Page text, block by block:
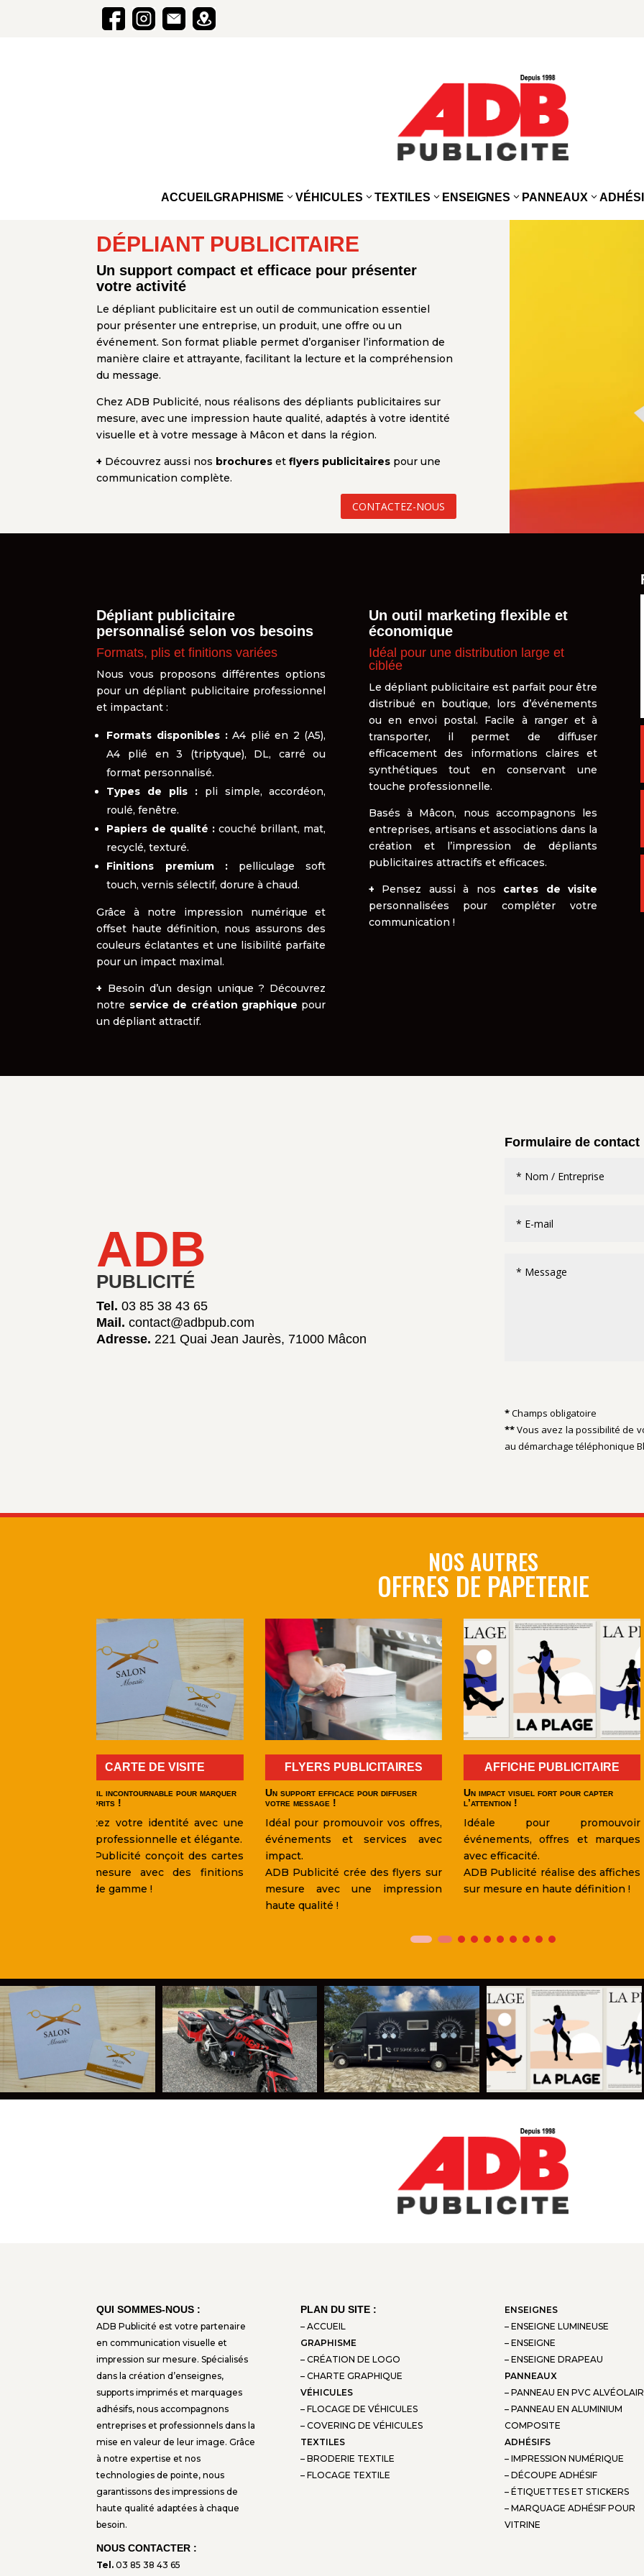
ACCUEILGRAPHISME VÉHICULES TEXTILES ENSEIGNES PANNEAUX
DÉPLIANT PUBLICITAIRE
Un support compact et efficace pour présenter
votre activité
Le dépliant publicitaire est un outil de communication essentiel
pour présenter une entreprise, un produit, une offre ou un
événement. Son format pliable permet d’organiser l’information de
manière claire et attrayante, facilitant la lecture et la compréhension
du message.
Chez ADB Publicité, nous réalisons des dépliants publicitaires sur
mesure, avec une impression haute qualité, adaptés à votre identité
visuelle et à votre message à Mâcon et dans la région.
+ Découvrez aussi nos brochures etflyers publicitaires pour une
communication complète.
CONTACTEZ-NOUS
Dépliant publicitaire
personnalisé selon vos besoins
Formats, plis et finitions variées
Nous vous proposons différentes options
pour un dépliant publicitaire professionnel
et impactant :
Formats disponibles :A4 plié en 2 (A5),
A4 plié en 3 (triptyque), DL, carré ou
format personnalisé.
Types de plis :pli simple, accordéon,
roulé, fenêtre.
Papiers de qualité :couché brillant, mat,
recyclé, texturé.
Finitions premium :pelliculage soft
touch, vernis sélectif, dorure à chaud.
Grâce à notre impression numérique et
offset haute définition, nous assurons des
couleurs éclatantes et une lisibilité parfaite
pour un impact maximal.
+ Besoin d’un design unique ? Découvrez
notre service de création graphique pour
un dépliant attractif.
Un outil marketing flexible et
économique
Idéal pour une distribution large et
ciblée
Le dépliant publicitaire est parfait pour être
distribué en boutique, lors d’événements
ou en envoi postal. Facile à ranger et à
transporter, il permet de diffuser
efficacement des informations claires et
synthétiques tout en conservant une
touche professionnelle.
Basés à Mâcon, nous accompagnons les
entreprises, artisans et associations dans la
création et l’impression de dépliants
publicitaires attractifs et efficaces.
+ Pensez aussi à nos cartes de visite
personnalisées pour compléter votre
communication !
ADB
PUBLICITÉ
Tel. 03 85 38 43 65
Mail. contact@adbpub.com
Adresse. 221 Quai Jean Jaurès, 71000 Mâcon
Formulaire de contact
*Champs obligatoire
**Vous avez la possibilité de
au démarchage téléphonique
NOS AUTRES
OFFRES DE PAPETERIE
FLYERS PUBLICITAIRES
Un support efficace pour diffuser
votre message !
Idéal pour promouvoir vos offres,
événements et services avec
impact.
ADB Publicité crée des flyers sur
mesure avec une impression
AFFICHE PUBLICITAIRE
Un impact visuel fort pour capter
l’attention !
Idéale pour promouvoir
événements, offres et marques
avec efficacité.
ADB Publicité réalise des affiches
sur mesure en haute définition !
BROCHURE
Un support structuré pour
votre entreprise !
Présentez vos services
document
professionnel.
ADB Publicité crée
brochures sur mesure
QUI SOMMES-NOUS :
ADB Publicité est votre partenaire
en communication visuelle et
impression sur mesure. Spécialisés
dans la création d’enseignes,
supports imprimés et marquages
adhésifs, nous accompagnons
entreprises et professionnels dans la
mise en valeur de leur image. Grâce
à notre expertise et nos
technologies de pointe, nous
garantissons des impressions de
haute qualité adaptées à chaque
besoin.
NOUS CONTACTER :
Tel. 03 85 38 43 65
PLAN DU SITE :
– ACCUEIL
GRAPHISME
– CRÉATION DE LOGO
– CHARTE GRAPHIQUE
VÉHICULES
– FLOCAGE DE VÉHICULES
– COVERING DE VÉHICULES
TEXTILES
– BRODERIE TEXTILE
– FLOCAGE TEXTILE
ENSEIGNES
– ENSEIGNE LUMINEUSE
– ENSEIGNE
– ENSEIGNE DRAPEAU
PANNEAUX
– PANNEAU EN PVC
– PANNEAU EN ALUMINIUM
COMPOSITE
ADHÉSIFS
– IMPRESSION NUMÉRIQUE
– DÉCOUPE ADHÉSIF
– ÉTIQUETTES ET STICKERS
– MARQUAGE ADHÉSIF POUR
VITRINE